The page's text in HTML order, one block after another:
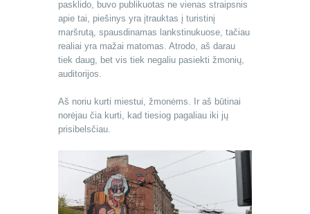
pasklido, buvo publikuotas ne vienas straipsnis
apie tai, piešinys yra įtrauktas į turistinį
maršrutą, spausdinamas lankstinukuose, tačiau
realiai yra mažai matomas. Atrodo, aš darau
tiek daug, bet vis tiek negaliu pasiekti žmonių,
auditorijos.
Aš noriu kurti miestui, žmonėms. Ir aš būtinai
norėjau čia kurti, kad tiesiog pagaliau iki jų
prisibelsčiau.